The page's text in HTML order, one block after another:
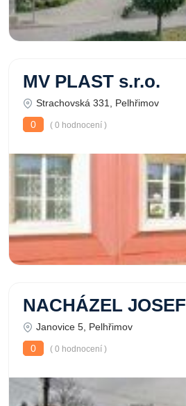
MV PLAST s.r.o.
Strachovská 331, Pelhřimov
0
( 0 hodnocení )
NACHÁZEL JOSEF
Janovice 5, Pelhřimov
0
( 0 hodnocení )